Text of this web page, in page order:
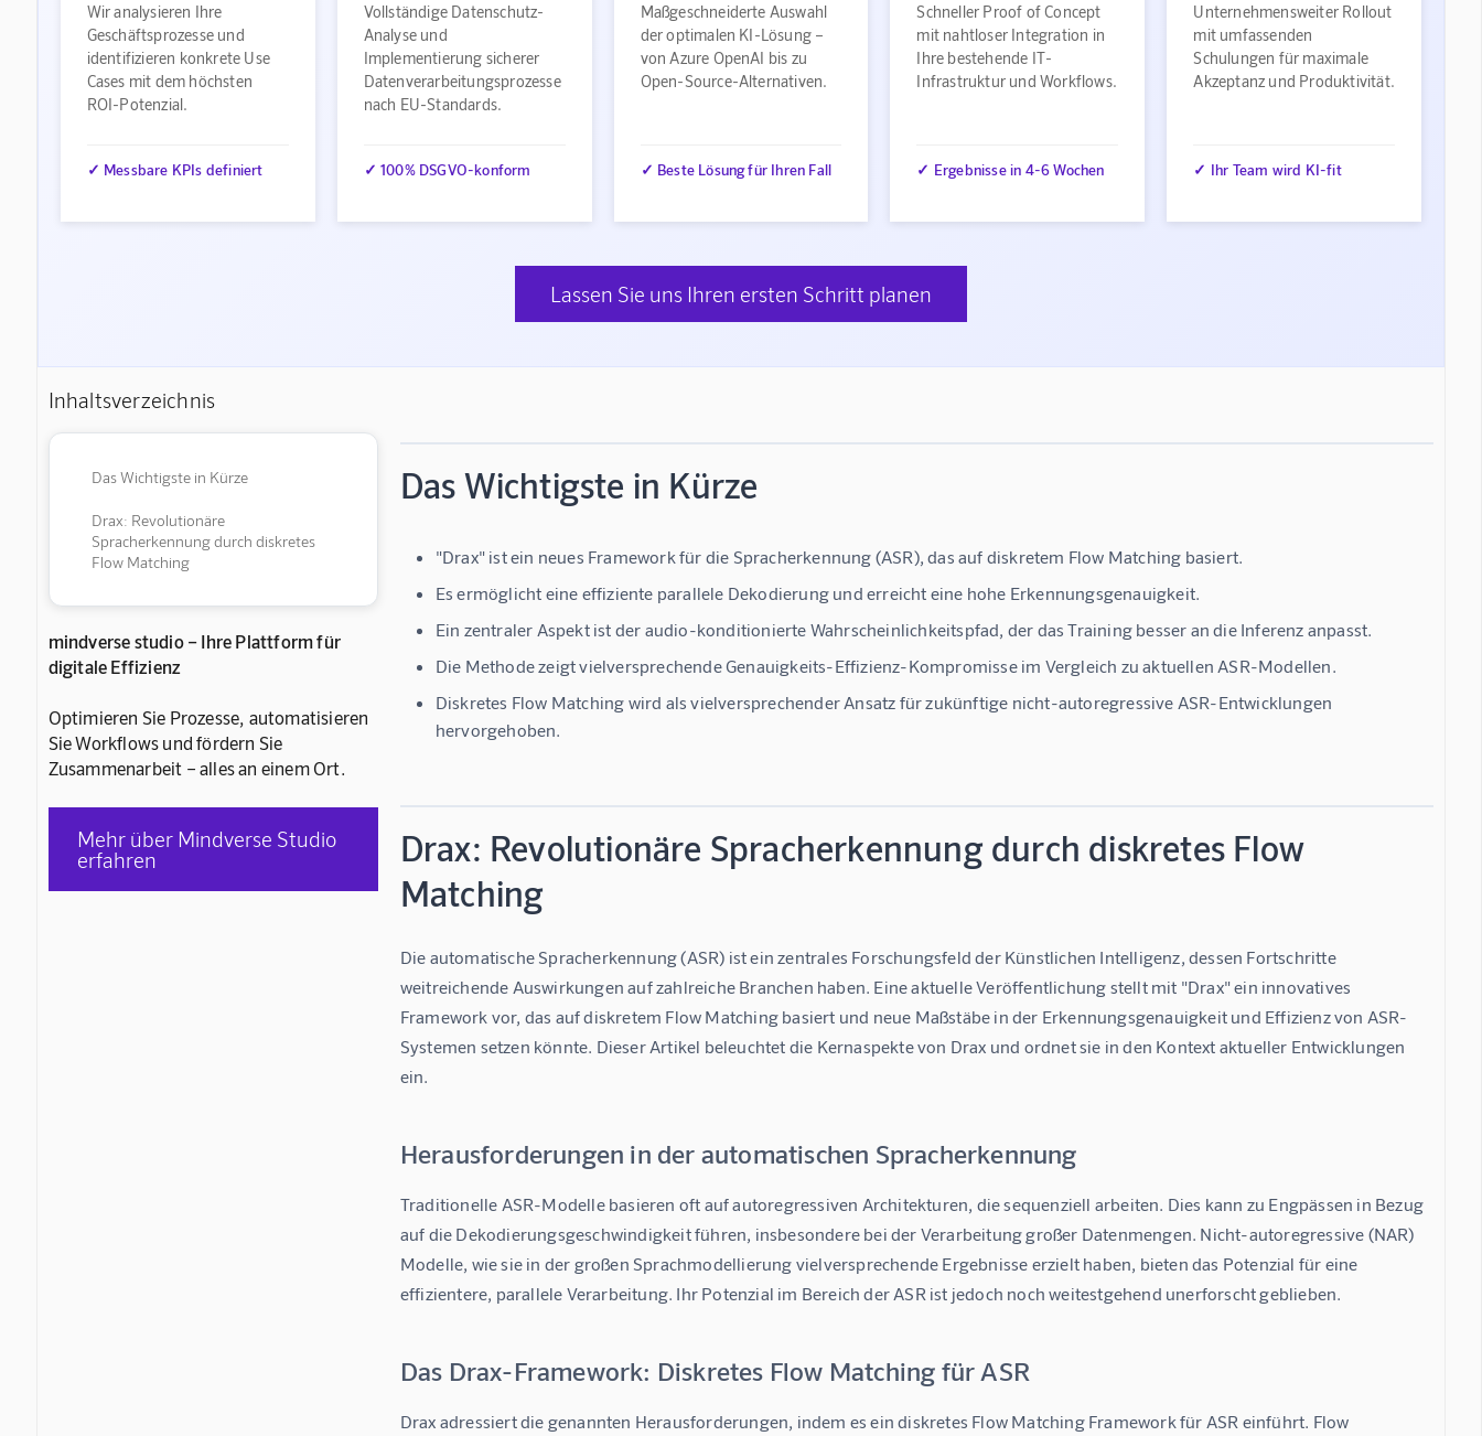
Wir analysieren Ihre
Geschäftsprozesse und
identifizieren konkrete Use
Cases mit dem höchsten
ROI-Potenzial.
✓ Messbare KPIs definiert
Vollständige Datenschutz-
Analyse und
Implementierung sicherer
Datenverarbeitungsprozesse
nach EU-Standards.
✓ 100% DSGVO-konform
Maßgeschneiderte Auswahl
der optimalen KI-Lösung –
von Azure OpenAI bis zu
Open-Source-Alternativen.
✓ Beste Lösung für Ihren Fall
Schneller Proof of Concept
mit nahtloser Integration in
Ihre bestehende IT-
Infrastruktur und Workflows.
✓ Ergebnisse in 4-6 Wochen
Unternehmensweiter Rollout
mit umfassenden
Schulungen für maximale
Akzeptanz und Produktivität.
✓ Ihr Team wird KI-fit
Lassen Sie uns Ihren ersten Schritt planen
Inhaltsverzeichnis
Das Wichtigste in Kürze
Drax: Revolutionäre
Spracherkennung durch diskretes
Flow Matching
mindverse studio – Ihre Plattform für
digitale Effizienz
Optimieren Sie Prozesse, automatisieren
Sie Workflows und fördern Sie
Zusammenarbeit – alles an einem Ort.
Mehr über Mindverse Studio
erfahren
Das Wichtigste in Kürze
"Drax" ist ein neues Framework für die Spracherkennung (ASR), das auf diskretem Flow Matching basiert.
Es ermöglicht eine effiziente parallele Dekodierung und erreicht eine hohe Erkennungsgenauigkeit.
Ein zentraler Aspekt ist der audio-konditionierte Wahrscheinlichkeitspfad, der das Training besser an die Inferenz anpasst.
Die Methode zeigt vielversprechende Genauigkeits-Effizienz-Kompromisse im Vergleich zu aktuellen ASR-Modellen.
Diskretes Flow Matching wird als vielversprechender Ansatz für zukünftige nicht-autoregressive ASR-Entwicklungen
hervorgehoben.
Drax: Revolutionäre Spracherkennung durch diskretes Flow
Matching
Die automatische Spracherkennung (ASR) ist ein zentrales Forschungsfeld der Künstlichen Intelligenz, dessen Fortschritte
weitreichende Auswirkungen auf zahlreiche Branchen haben. Eine aktuelle Veröffentlichung stellt mit "Drax" ein innovatives
Framework vor, das auf diskretem Flow Matching basiert und neue Maßstäbe in der Erkennungsgenauigkeit und Effizienz von ASR-
Systemen setzen könnte. Dieser Artikel beleuchtet die Kernaspekte von Drax und ordnet sie in den Kontext aktueller Entwicklungen
ein.
Herausforderungen in der automatischen Spracherkennung
Traditionelle ASR-Modelle basieren oft auf autoregressiven Architekturen, die sequenziell arbeiten. Dies kann zu Engpässen in Bezug
auf die Dekodierungsgeschwindigkeit führen, insbesondere bei der Verarbeitung großer Datenmengen. Nicht-autoregressive (NAR)
Modelle, wie sie in der großen Sprachmodellierung vielversprechende Ergebnisse erzielt haben, bieten das Potenzial für eine
effizientere, parallele Verarbeitung. Ihr Potenzial im Bereich der ASR ist jedoch noch weitestgehend unerforscht geblieben.
Das Drax-Framework: Diskretes Flow Matching für ASR
Drax adressiert die genannten Herausforderungen, indem es ein diskretes Flow Matching Framework für ASR einführt. Flow